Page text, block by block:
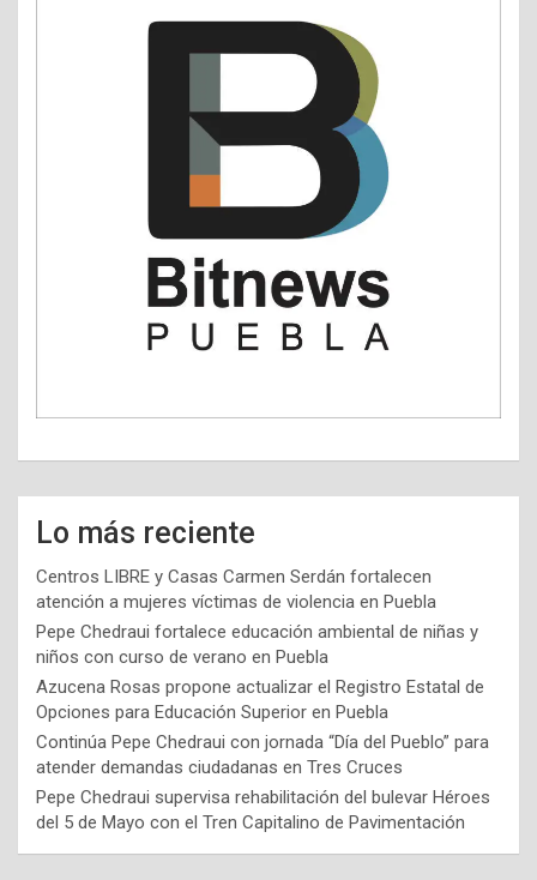
Lo más reciente
Centros LIBRE y Casas Carmen Serdán fortalecen
atención a mujeres víctimas de violencia en Puebla
Pepe Chedraui fortalece educación ambiental de niñas y
niños con curso de verano en Puebla
Azucena Rosas propone actualizar el Registro Estatal de
Opciones para Educación Superior en Puebla
Continúa Pepe Chedraui con jornada “Día del Pueblo” para
atender demandas ciudadanas en Tres Cruces
Pepe Chedraui supervisa rehabilitación del bulevar Héroes
del 5 de Mayo con el Tren Capitalino de Pavimentación